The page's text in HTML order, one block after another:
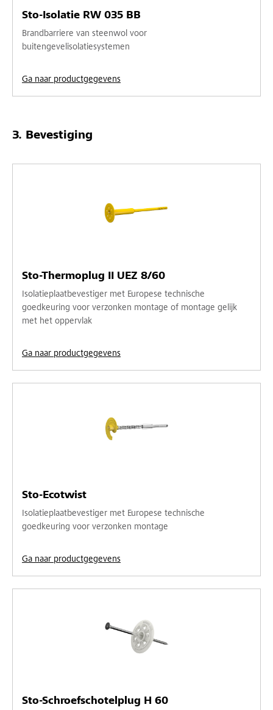
Sto-Isolatie RW 035 BB
Brandbarriere van steenwol voor
buitengevelisolatiesystemen
Ga naar productgegevens
Bevestiging
Sto-Thermoplug II UEZ 8/60
Isolatieplaatbevestiger met Europese technische
goedkeuring voor verzonken montage of montage gelijk
met het oppervlak
Ga naar productgegevens
Sto-Ecotwist
Isolatieplaatbevestiger met Europese technische
goedkeuring voor verzonken montage
Ga naar productgegevens
Sto-Schroefschotelplug H 60